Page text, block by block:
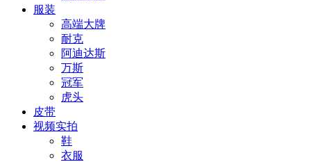
服装
高端大牌
耐克
阿迪达斯
万斯
冠军
虎头
皮带
视频实拍
鞋
衣服